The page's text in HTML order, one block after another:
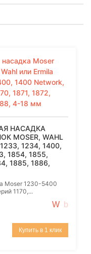
НАСАДКА
MOSER, WAHL
1234, 1400,
1854, 1855,
1885, 1886,
Moser 1230-5400
1170,...
Купить в 1 клик